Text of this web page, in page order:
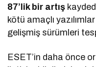
87’lik bir artış
kötü amaçlı
gelişmiş sürümleri
ESET’in daha önce